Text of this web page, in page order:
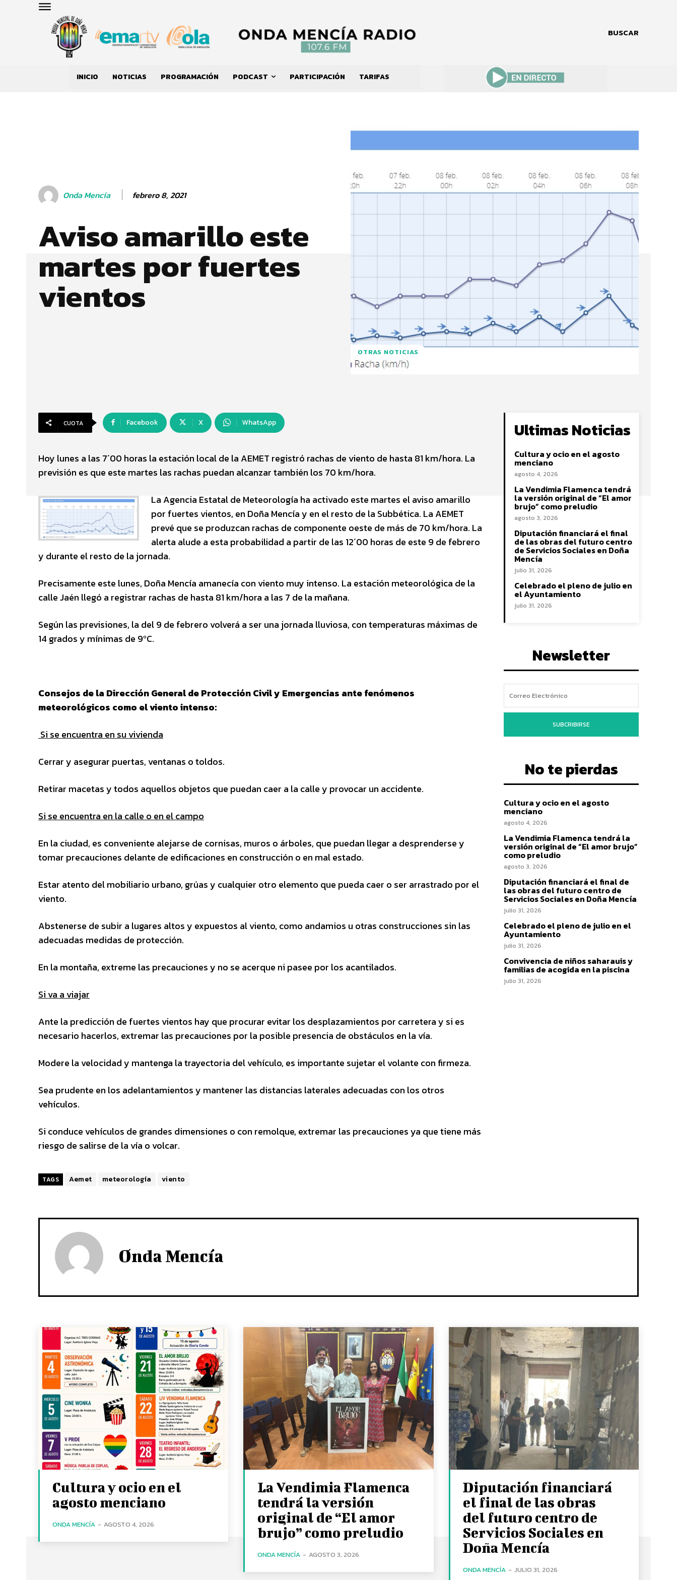
BUSCAR
INICIO NOTICIAS PROGRAMACIÓN PODCAST PARTICIPACIÓN TARIFAS
Onda Mencía febrero 8, 2021
Aviso amarillo este
martes por fuertes
vientos
OTRAS NOTICIAS
CUOTA Facebook X WhatsApp
Hoy lunes a las 7´00 horas la estación local de la AEMET registró rachas de viento de hasta 81 km/hora. La
previsión es que este martes las rachas puedan alcanzar también los 70 km/hora.
La Agencia Estatal de Meteorología ha activado este martes el aviso amarillo
por fuertes vientos, en Doña Mencía y en el resto de la Subbética. La AEMET
prevé que se produzcan rachas de componente oeste de más de 70 km/hora. La
alerta alude a esta probabilidad a partir de las 12´00 horas de este 9 de febrero
y durante el resto de la jornada.
Precisamente este lunes, Doña Mencía amanecía con viento muy intenso. La estación meteorológica de la
calle Jaén llegó a registrar rachas de hasta 81 km/hora a las 7 de la mañana.
Según las previsiones, la del 9 de febrero volverá a ser una jornada lluviosa, con temperaturas máximas de
14 grados y mínimas de 9ºC.
Consejos de la Dirección General de Protección Civil y Emergencias ante fenómenos
meteorológicos como el viento intenso:
Si se encuentra en su vivienda
Cerrar y asegurar puertas, ventanas o toldos.
Retirar macetas y todos aquellos objetos que puedan caer a la calle y provocar un accidente.
Si se encuentra en la calle o en el campo
En la ciudad, es conveniente alejarse de cornisas, muros o árboles, que puedan llegar a desprenderse y
tomar precauciones delante de edificaciones en construcción o en mal estado.
Estar atento del mobiliario urbano, grúas y cualquier otro elemento que pueda caer o ser arrastrado por el
viento.
Abstenerse de subir a lugares altos y expuestos al viento, como andamios u otras construcciones sin las
adecuadas medidas de protección.
En la montaña, extreme las precauciones y no se acerque ni pasee por los acantilados.
Si va a viajar
Ante la predicción de fuertes vientos hay que procurar evitar los desplazamientos por carretera y si es
necesario hacerlos, extremar las precauciones por la posible presencia de obstáculos en la vía.
Modere la velocidad y mantenga la trayectoria del vehículo, es importante sujetar el volante con firmeza.
Sea prudente en los adelantamientos y mantener las distancias laterales adecuadas con los otros
vehículos.
Si conduce vehículos de grandes dimensiones o con remolque, extremar las precauciones ya que tiene más
riesgo de salirse de la vía o volcar.
TAGS Aemet meteorología viento
Ultimas Noticias
Cultura y ocio en el agosto
menciano
agosto 4, 2026
La Vendimia Flamenca tendrá
la versión original de “El amor
brujo” como preludio
agosto 3, 2026
Diputación financiará el final
de las obras del futuro centro
de Servicios Sociales en Doña
Mencía
julio 31, 2026
Celebrado el pleno de julio en
el Ayuntamiento
julio 31, 2026
Newsletter
SUBCRIBIRSE
No te pierdas
Cultura y ocio en el agosto
menciano
agosto 4, 2026
La Vendimia Flamenca tendrá la
versión original de “El amor brujo”
como preludio
agosto 3, 2026
Diputación financiará el final de
las obras del futuro centro de
Servicios Sociales en Doña Mencía
julio 31, 2026
Celebrado el pleno de julio en el
Ayuntamiento
julio 31, 2026
Convivencia de niños saharauis y
familias de acogida en la piscina
julio 31, 2026
Onda Mencía
Cultura y ocio en el
agosto menciano
ONDA MENCÍA - AGOSTO 4, 2026
La Vendimia Flamenca
tendrá la versión
original de “El amor
brujo” como preludio
ONDA MENCÍA - AGOSTO 3, 2026
Diputación financiará
el final de las obras
del futuro centro de
Servicios Sociales en
Doña Mencía
ONDA MENCÍA - JULIO 31, 2026